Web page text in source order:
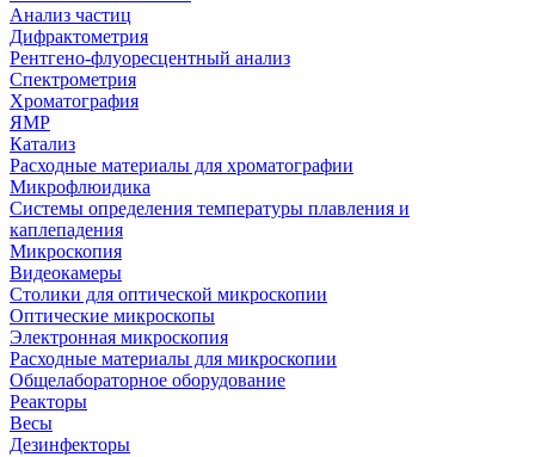
Анализ частиц
Дифрактометрия
Рентгено-флуоресцентный анализ
Спектрометрия
Хроматография
ЯМР
Катализ
Расходные материалы для хроматографии
Микрофлюидика
Системы определения температуры плавления и
каплепадения
Микроскопия
Видеокамеры
Столики для оптической микроскопии
Оптические микроскопы
Электронная микроскопия
Расходные материалы для микроскопии
Общелабораторное оборудование
Реакторы
Весы
Дезинфекторы